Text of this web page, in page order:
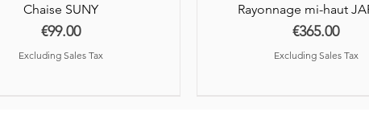
Chaise SUNY
Price
€99.00
Excluding Sales Tax
Rayonnage mi-haut
Price
€365.00
Excluding Sales Tax